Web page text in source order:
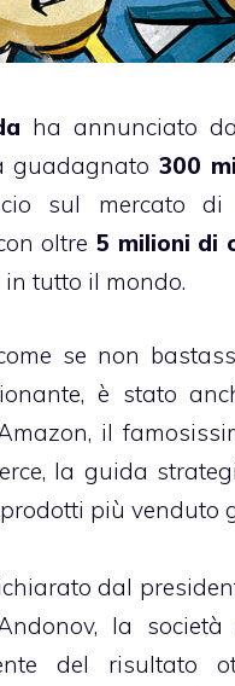
ha annunciato
guadagnato 300
sul mercato di
oltre 5 milioni di
tutto il mondo.
se non
è stato
il
la guida
più venduto
dal
la
del risultato